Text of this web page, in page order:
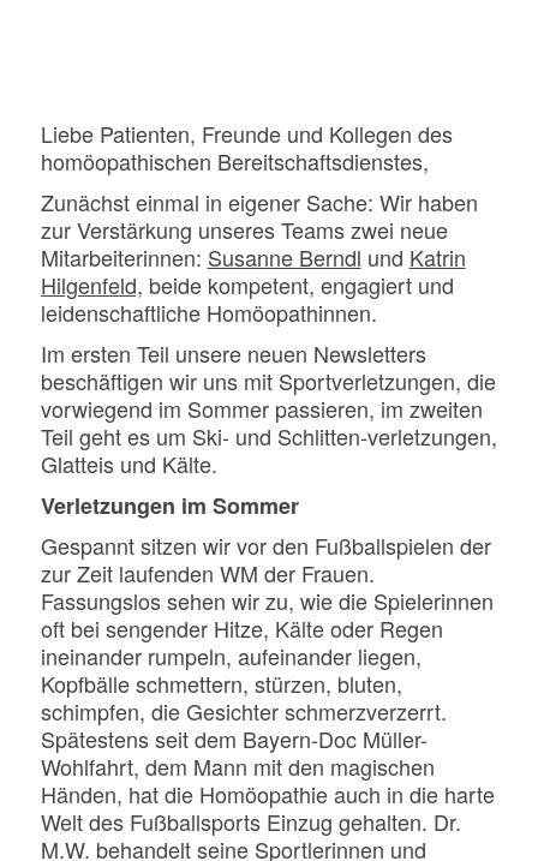
Liebe Patienten, Freunde und Kollegen des
homöopathischen Bereitschaftsdienstes,
Zunächst einmal in eigener Sache: Wir haben
zur Verstärkung unseres Teams zwei neue
Mitarbeiterinnen: Susanne Berndl und Katrin
Hilgenfeld, beide kompetent, engagiert und
leidenschaftliche Homöopathinnen.
Im ersten Teil unsere neuen Newsletters
beschäftigen wir uns mit Sportverletzungen, die
vorwiegend im Sommer passieren, im zweiten
Teil geht es um Ski- und Schlitten-verletzungen,
Glatteis und Kälte.
Verletzungen im Sommer
Gespannt sitzen wir vor den Fußballspielen der
zur Zeit laufenden WM der Frauen.
Fassungslos sehen wir zu, wie die Spielerinnen
oft bei sengender Hitze, Kälte oder Regen
ineinander rumpeln, aufeinander liegen,
Kopfbälle schmettern, stürzen, bluten,
schimpfen, die Gesichter schmerzverzerrt.
Spätestens seit dem Bayern-Doc Müller-
Wohlfahrt, dem Mann mit den magischen
Händen, hat die Homöopathie auch in die harte
Welt des Fußballsports Einzug gehalten. Dr.
M.W. behandelt seine Sportlerinnen und